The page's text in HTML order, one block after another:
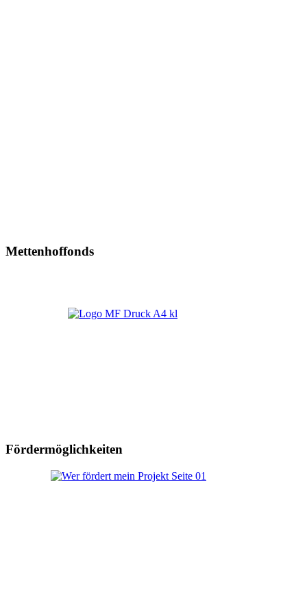
Mettenhoffonds
Fördermöglichkeiten